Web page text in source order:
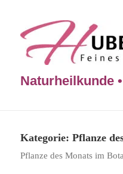
Naturheilkunde
Kategorie:Pflanze
Pflanze des Monats im